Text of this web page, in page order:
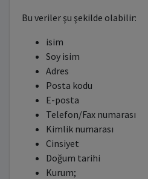
Bu veriler şu şekilde olabilir:
isim
Soy isim
Adres
Posta kodu
E-posta
Telefon/Fax numarası
Kimlik numarası
Cinsiyet
Doğum tarihi
Kurum;